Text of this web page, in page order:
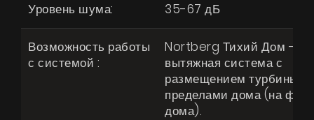
Где купить
Галерея
Акции
Уровень шума: 35-67 дБ
Возможность работы
с системой :
Nortberg Тихий Дом -
вытяжная система с
размещением турбины за
пределами дома (на
дома).